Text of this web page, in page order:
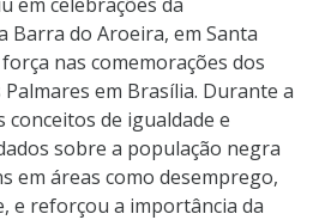
Barra do Aroeira, em Santa
nas comemorações dos
em Brasília. Durante a
de igualdade e
sobre a população negra
em áreas como desemprego,
e reforçou a importância da